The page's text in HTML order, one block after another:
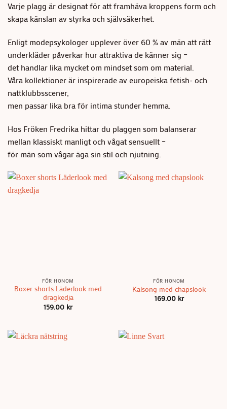
Varje plagg är designat för att framhäva kroppens form och
skapa känslan av styrka och självsäkerhet.
Enligt modepsykologer upplever över 60 % av män att rätt
underkläder påverkar hur attraktiva de känner sig –
det handlar lika mycket om mindset som om material.
Våra kollektioner är inspirerade av europeiska fetish- och
nattklubbsscener,
men passar lika bra för intima stunder hemma.
Hos Fröken Fredrika hittar du plaggen som balanserar
mellan klassiskt manligt och vågat sensuellt –
för män som vågar äga sin stil och njutning.
FÖR HONOM
Boxer shorts Läderlook med
dragkedja
159.00 kr
FÖR HONOM
Kalsong med chapslook
169.00 kr